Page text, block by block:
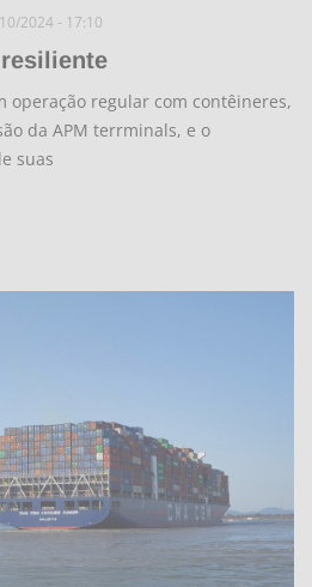
2024 - 17:10
operação regular com contêineres,
da APM terrminals, e o
suas